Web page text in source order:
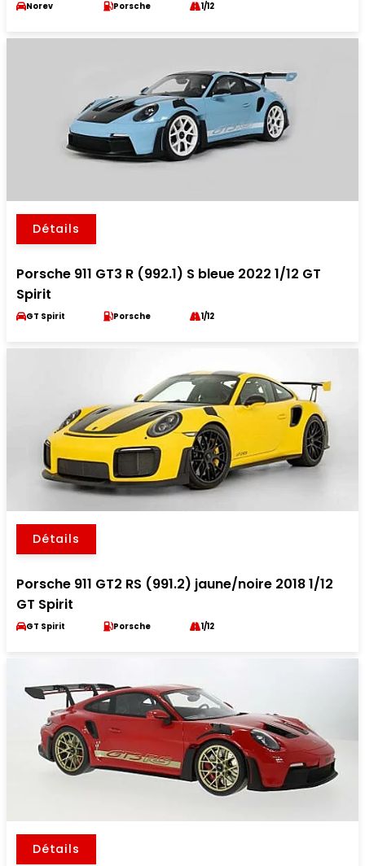
Norev Porsche 1/12
Détails
Porsche 911 GT3 R (992.1) S bleue 2022 1/12 GT
Spirit
GT Spirit Porsche 1/12
Détails
Porsche 911 GT2 RS (991.2) jaune/noire 2018 1/12
GT Spirit
GT Spirit Porsche 1/12
Détails